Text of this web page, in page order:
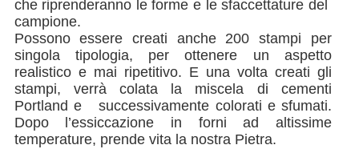
che riprenderanno le forme e le sfaccettature del
campione.
Possono essere creati anche 200 stampi per
singola tipologia, per ottenere un aspetto
realistico e mai ripetitivo. E una volta creati gli
stampi, verrà colata la miscela di cementi
Portland e successivamente colorati e sfumati.
Dopo l’essiccazione in forni ad altissime
temperature, prende vita la nostra Pietra.